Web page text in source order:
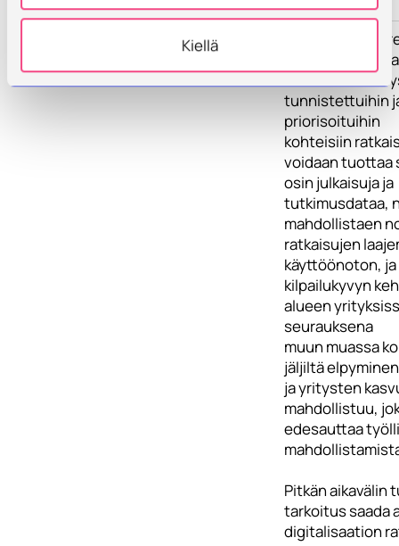
Kiellä
Hankkeen
tuloksina
aikavälillä
tunnistettuihin
priorisoituihin
kohteisiin
voidaan tuottaa
osin julkaisuja ja
tutkimusdataa,
mahdollistaen
ratkaisujen
käyttöönoton,
kilpailukyvyn
alueen
seurauksena
muun muassa
jäljiltä
ja yritysten
mahdollistuu,
edesauttaa
Pitkän aikavälin
tarkoitus saada
digitalisaation